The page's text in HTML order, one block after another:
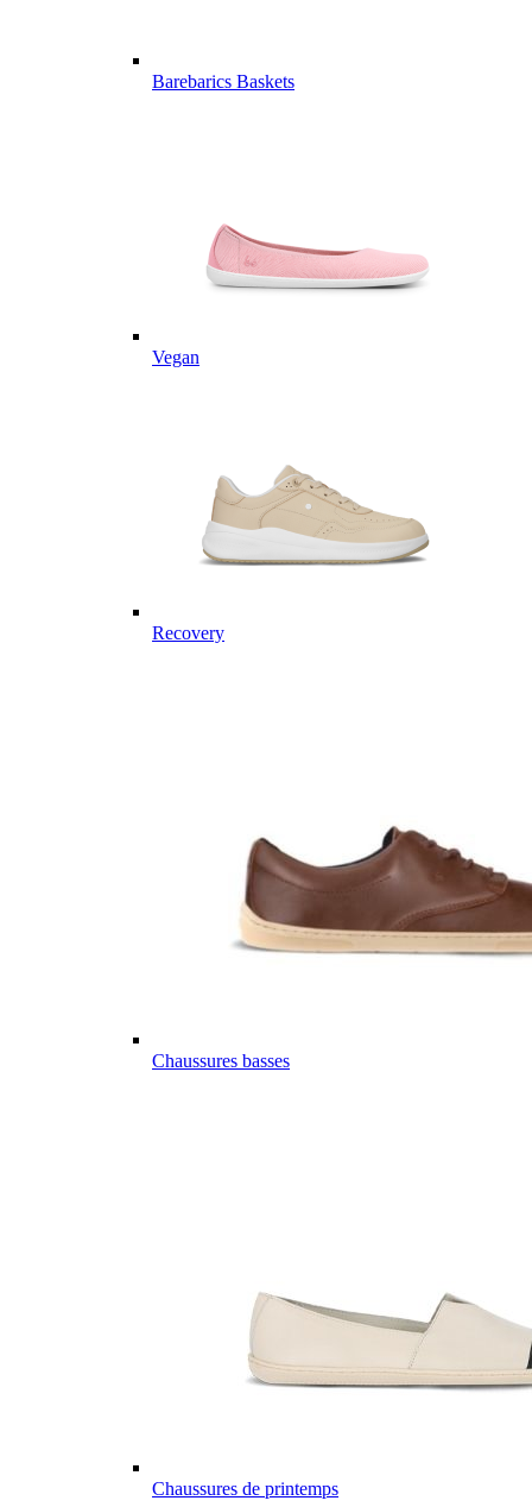
Barebarics Baskets
Vegan
Recovery
Chaussures basses
Chaussures de printemps